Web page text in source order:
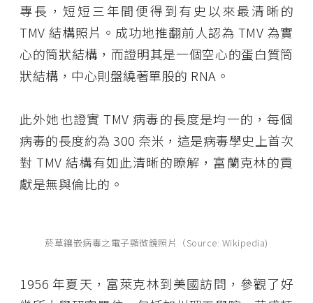
專長，短短三年間便得到有史以來最清晰的
TMV 結構照片。成功地推翻前人認為 TMV 為實
心的筒狀結構，而證明其是一個空心的蛋白質筒
狀結構，中心則盤繞著單股的 RNA。
此外她也證實 TMV 病毒的長度是均一的，每個
病毒的長度約為 300 奈米，這是病毒學史上首次
對 TMV 結構有如此清晰的瞭解，富蘭克林的貢
獻是無與倫比的。
菸草鑲嵌病毒之電子顯微鏡照片（Source: Wikipedia)
1956 年夏天，富萊克林到美國訪問，參觀了好